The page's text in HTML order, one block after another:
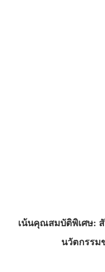
เน้นคุณสมบัติพิเศษ:
นวัตกรรม